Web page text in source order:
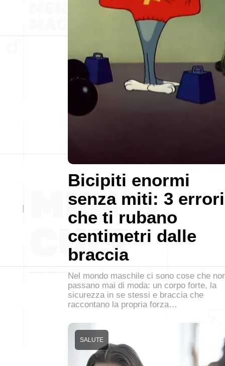
Bicipiti enormi
senza miti: 3 errori
che ti rubano
centimetri dalle
braccia
Nel mondo maschile ci sono cose che
passano mai di moda: un corpo forte, la
sicurezza in se stessi e braccia che
raccontano la propria forza…
SALUTE